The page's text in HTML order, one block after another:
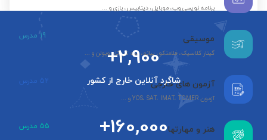
برنامه نویسی وب، موبایل، دیتابیس، بازی و ...
موسیقی
گیتار کلاسیک، فلامنکو، پیانو، سه تار، تار، ویولن و ...
19 مدرس
آزمون های خارجی
آزمون YOS، SAT، IMAT، TOMER و ...
52 مدرس
هنر و مهارتها 55 مدرس
+2,900
شاگرد آنلاین خارج از کشور
+160,000